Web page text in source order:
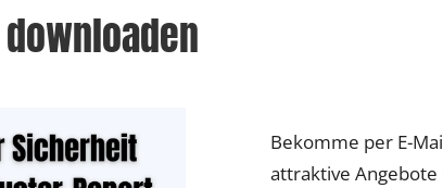
Bekomme per E-
attraktive Angebote